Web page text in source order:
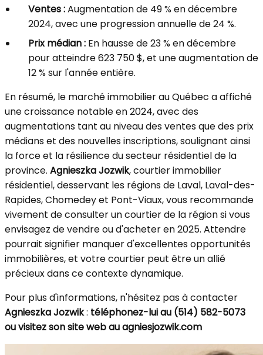
Ventes :Augmentation de 49 % en décembre
2024, avec une progression annuelle de 24 %.
Prix médian : En hausse de 23 % en décembre
pour atteindre 623 750 $, et une augmentation de
12 % sur l'année entière.
En résumé, le marché immobilier au Québec a affiché
une croissance notable en 2024, avec des
augmentations tant au niveau des ventes que des prix
médians et des nouvelles inscriptions, soulignant ainsi
la force et la résilience du secteur résidentiel de la
province. Agnieszka Jozwik, courtier immobilier
résidentiel, desservant les régions de Laval, Laval-des-
Rapides, Chomedey et Pont-Viaux, vous recommande
vivement de consulter un courtier de la région si vous
envisagez de vendre ou d'acheter en 2025. Attendre
pourrait signifier manquer d'excellentes opportunités
immobilières, et votre courtier peut être un allié
précieux dans ce contexte dynamique.
Pour plus d'informations, n'hésitez pas à contacter
Agnieszka Jozwik: téléphonez-lui au (514) 582-5073
ou visitez son site web au agniesjozwik.com